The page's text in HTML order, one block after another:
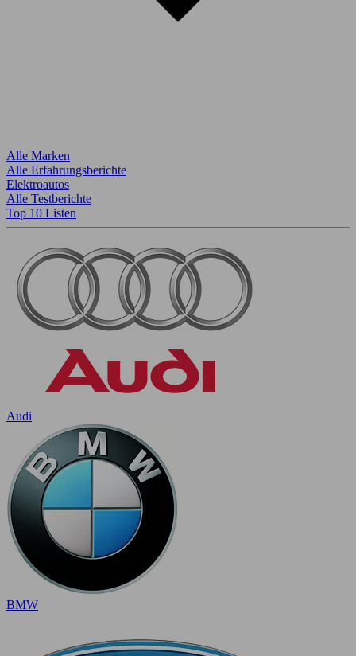
Alle Marken
Alle Erfahrungsberichte
Elektroautos
Alle Testberichte
Top 10 Listen
Audi
BMW